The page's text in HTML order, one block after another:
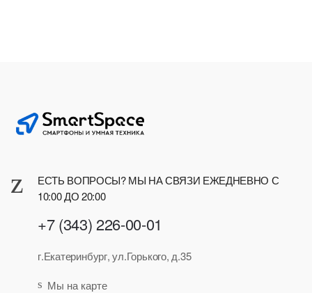
ЕСТЬ ВОПРОСЫ? МЫ НА СВЯЗИ ЕЖЕДНЕВНО С
10:00 ДО 20:00
+7 (343) 226-00-01
г.Екатеринбург, ул.Горького, д.35
Мы на карте